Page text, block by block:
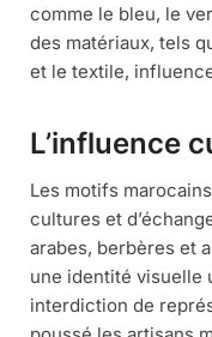
comme le bleu, le
des matériaux, tels
et le textile,
L’influence
Les motifs
cultures et
arabes, berbères et
une identité visuelle
interdiction de